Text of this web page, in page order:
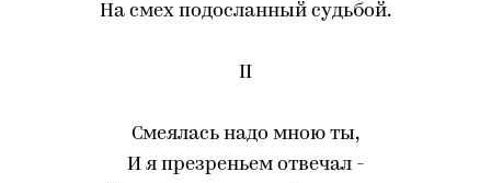
На смех подосланный судьбой.
II
Смеялась надо мною ты,
И я презреньем отвечал -